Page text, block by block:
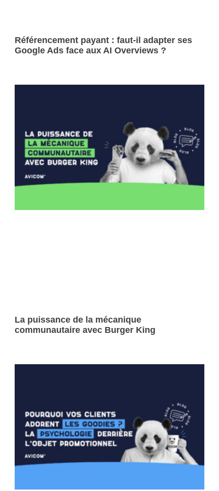
Référencement payant : faut-il adapter ses
Google Ads face aux AI Overviews ?
La puissance de la mécanique
communautaire avec Burger King